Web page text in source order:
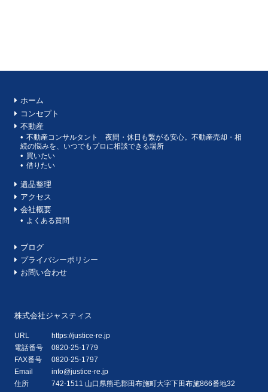
ホーム
コンセプト
不動産
不動産コンサルタント 夜間・休日も繋がる安心。不動産売却・相
続の悩みを、いつでもプロに相談できる場所
買いたい
借りたい
遺品整理
アクセス
会社概要
よくある質問
ブログ
プライバシーポリシー
お問い合わせ
株式会社ジャスティス
URL
https://justice-re.jp
電話番号
0820-25-1779
FAX番号
0820-25-1797
Email
info@justice-re.jp
住所
742-1511 山口県熊毛郡田布施町大字下田布施866番地32